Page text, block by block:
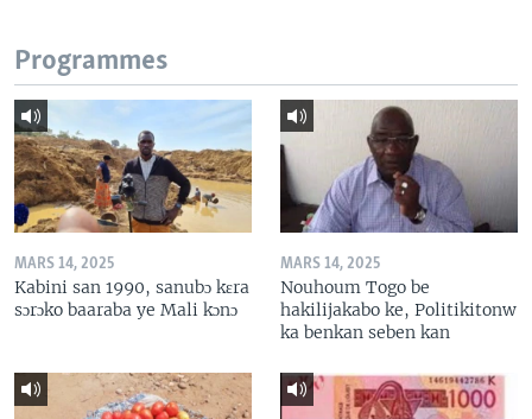
Programmes
MARS 14, 2025
Kabini san 1990, sanubɔ kɛra
sɔrɔko baaraba ye Mali kɔnɔ
MARS 14, 2025
Nouhoum Togo be
hakilijakabo ke, Politikitonw
ka benkan seben kan